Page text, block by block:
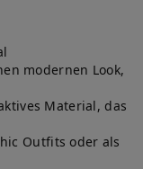
modernen Look,
Material, das
Outfits oder als